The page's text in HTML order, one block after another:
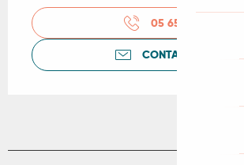
05 65 22 62
CONTACTEZ-NOUS